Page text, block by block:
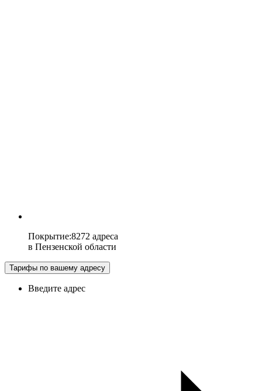
Покрытие:8272 адреса
в Пензенской области
Тарифы по вашему адресу
Введите адрес